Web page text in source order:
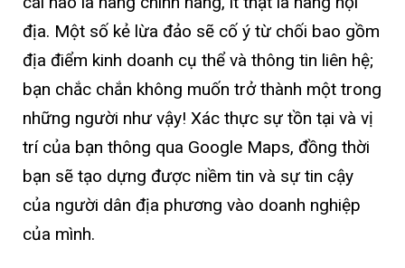
địa. Một số kẻ lừa đảo sẽ cố ý từ chối bao gồm
địa điểm kinh doanh cụ thể và thông tin liên hệ;
bạn chắc chắn không muốn trở thành một trong
những người như vậy! Xác thực sự tồn tại và vị
trí của bạn thông qua Google Maps, đồng thời
bạn sẽ tạo dựng được niềm tin và sự tin cậy
của người dân địa phương vào doanh nghiệp
của mình.